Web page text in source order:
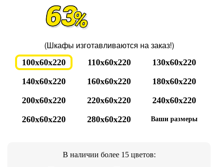
(Шкафы изготавливаются на заказ!)
100x60x220 110x60x220
130x60x220
140x60x220
160x60x220
180x60x220
200x60x220
220x60x220
240x60x220
260x60x220
280x60x220 Ваши размеры
В наличии более 15 цветов: